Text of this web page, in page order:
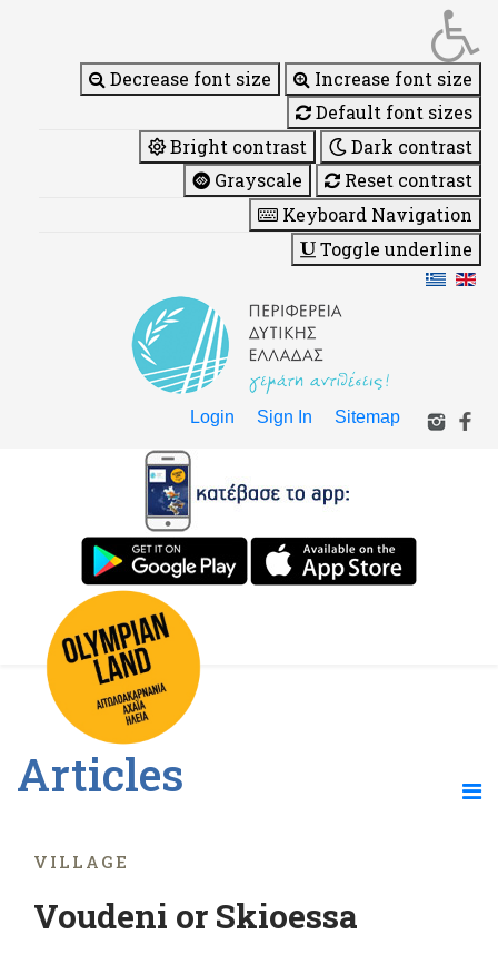
Decrease font size
Increase font size
Default font sizes
Bright contrast
Dark contrast
Grayscale
Reset contrast
Keyboard Navigation
Toggle underline
Login Sign In Sitemap
Articles
VILLAGE
Voudeni or Skioessa